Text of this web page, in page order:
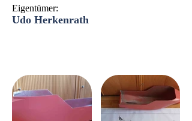
Eigentümer:
Udo Herkenrath